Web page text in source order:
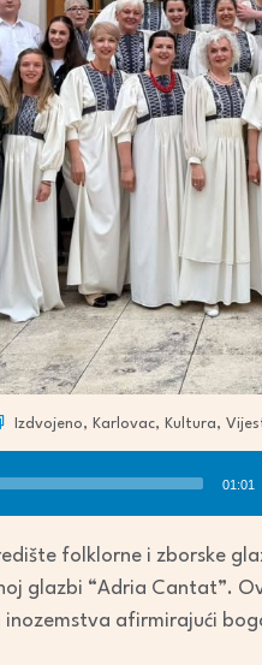
Izdvojeno, Karlovac, Kultura,
01:01
folklorne i zborske
glazbi “Adria Cantat”.
inozemstva afirmirajući